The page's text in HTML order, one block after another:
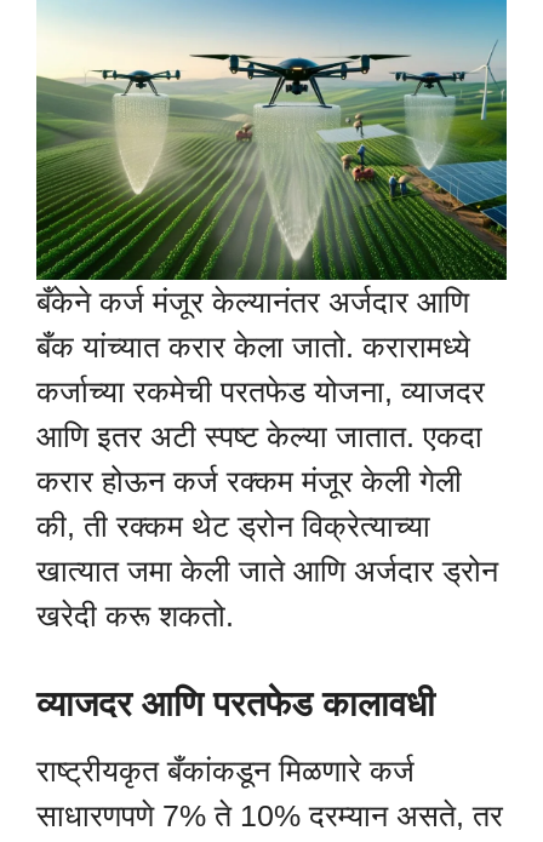
बँकेने कर्ज मंजूर केल्यानंतर अर्जदार आणि
बँक यांच्यात करार केला जातो. करारामध्ये
कर्जाच्या रकमेची परतफेड योजना, व्याजदर
आणि इतर अटी स्पष्ट केल्या जातात. एकदा
करार होऊन कर्ज रक्कम मंजूर केली गेली
की, ती रक्कम थेट ड्रोन विक्रेत्याच्या
खात्यात जमा केली जाते आणि अर्जदार ड्रोन
खरेदी करू शकतो.
व्याजदर आणि परतफेड कालावधी
राष्ट्रीयकृत बँकांकडून मिळणारे कर्ज
साधारणपणे 7% ते 10% दरम्यान असते, तर